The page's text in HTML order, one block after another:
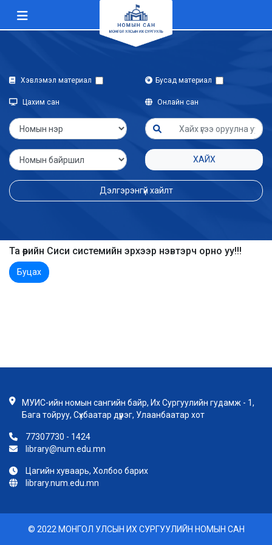
Хэвлэмэл материал Бусад материал
Цахим сан Онлайн сан
ХАЙХ
Дэлгэрэнгүй хайлт
Та өөрийн Сиси системийн эрхээр нэвтэрч орно уу!!!
Буцах
МУИС-ийн номын сангийн байр, Их Сургуулийн гудамж - 1,
Бага тойруу, Сүхбаатар дүүрэг, Улаанбаатар хот
77307730 - 1424
library@num.edu.mn
Цагийн хуваарь, Холбоо барих
library.num.edu.mn
© 2022 МОНГОЛ УЛСЫН ИХ СУРГУУЛИЙН НОМЫН САН